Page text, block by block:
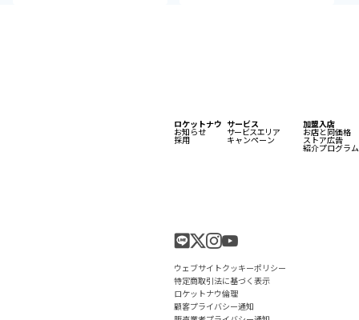
ロケットナウ
お知らせ
採用
サービス
サービスエリア
キャンペーン
加盟入店
お店と同価格
ストア広告
紹介プログラム
ウェブサイトクッキーポリシー
特定商取引法に基づく表示
ロケットナウ倫理
顧客プライバシー通知